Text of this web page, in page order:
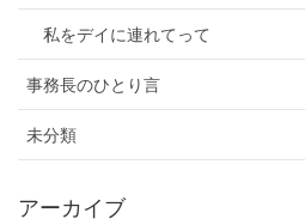
私をデイに連れてって
事務長のひとり言
未分類
アーカイブ